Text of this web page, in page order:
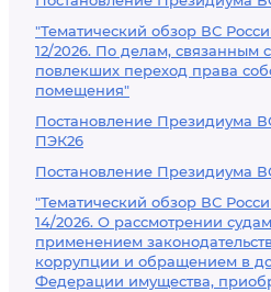
"Тематический обзор ВС
12/2026. По делам, связанным
повлекших переход права
помещения"
Постановление Президиума
ПЭК26
Постановление Президиума
"Тематический обзор ВС
14/2026. О рассмотрении
применением
коррупции и обращением в
Федерации имущества,